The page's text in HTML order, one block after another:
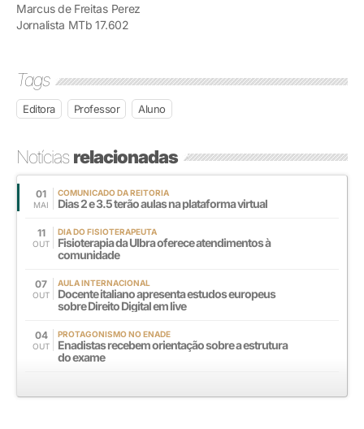
Marcus de Freitas Perez
Jornalista MTb 17.602
Tags
Editora Professor Aluno
Notíciasrelacionadas
01
MAI
COMUNICADO DA REITORIA
Dias 2 e 3.5 terão aulas na plataforma virtual
11
OUT
DIA DO FISIOTERAPEUTA
Fisioterapia da Ulbra oferece atendimentos à
comunidade
07
OUT
AULA INTERNACIONAL
Docente italiano apresenta estudos europeus
sobre Direito Digital em live
04
OUT
PROTAGONISMO NO ENADE
Enadistas recebem orientação sobre a estrutura
do exame